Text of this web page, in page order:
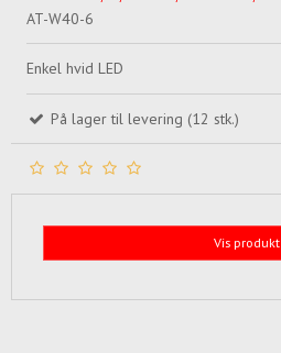
AT-W40-6
Enkel hvid LED
På lager til levering (12 stk.)
Vis produkt